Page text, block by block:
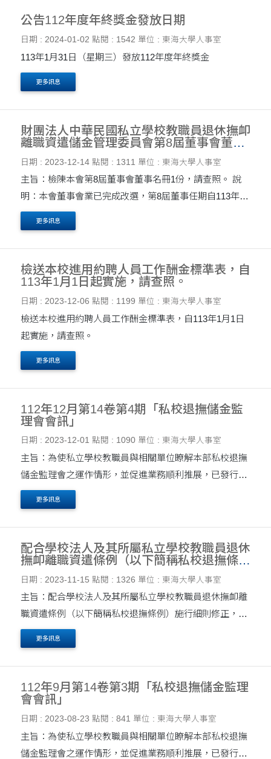
公告112年度年終獎金發放日期
日期 : 2024-01-02 點閱 : 1542 單位 : 東海大學人事室
113年1月31日（星期三）發放112年度年終獎金
更多訊息
財團法人中華民國私立學校教職員退休撫卹
離職資遣儲金管理委員會第8屆董事會董事
日期 : 2023-12-14 點閱 : 1311 單位 : 東海大學人事室
主旨：檢陳本會第8屆董事會董事名冊1份，請查照。 說
明：本會董事會業已完成改選，第8屆董事任期自113年1
月1日至114年12月31日止。依本會董事選舉辦法第17條規
定，通函各級私立學校週知。
更多訊息
檢送本校進用約聘人員工作酬金標準表，自
113年1月1日起實施，請查照。
日期 : 2023-12-06 點閱 : 1199 單位 : 東海大學人事室
檢送本校進用約聘人員工作酬金標準表，自113年1月1日
起實施，請查照。
更多訊息
112年12月第14卷第4期「私校退撫儲金監
理會會訊」
日期 : 2023-12-01 點閱 : 1090 單位 : 東海大學人事室
主旨：為使私立學校教職員與相關單位瞭解本部私校退撫
儲金監理會之運作情形，並促進業務順利推展，已發行
112年12月第14卷第4期「私校退撫儲金監理會會訊」，提
更多訊息
配合學校法人及其所屬私立學校教職員退休
撫卹離職資遣條例（以下簡稱私校退撫條
例）施行細則修正，請各校協助配合辦理育
嬰留職停薪、退休、撫卹、離職及資遣程
序，請查照。
日期 : 2023-11-15 點閱 : 1326 單位 : 東海大學人事室
主旨：配合學校法人及其所屬私立學校教職員退休撫卹離
職資遣條例（以下簡稱私校退撫條例）施行細則修正，請
各校協助配合辦理育嬰留職停薪、退休、撫卹、離職及資
更多訊息
112年9月第14卷第3期「私校退撫儲金監理
會會訊」
日期 : 2023-08-23 點閱 : 841 單位 : 東海大學人事室
主旨：為使私立學校教職員與相關單位瞭解本部私校退撫
儲金監理會之運作情形，並促進業務順利推展，已發行